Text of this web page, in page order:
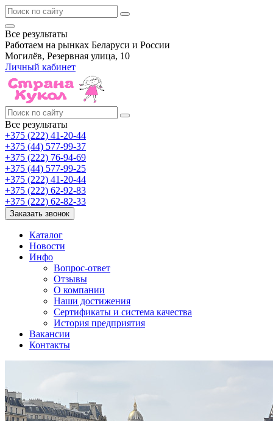
Все результаты
Работаем на рынках Беларуси и России
Могилёв, Резервная улица, 10
Личный кабинет
Все результаты
+375 (222) 41-20-44
+375 (44) 577-99-37
+375 (222) 76-94-69
+375 (44) 577-99-25
+375 (222) 41-20-44
+375 (222) 62-92-83
+375 (222) 62-82-33
Заказать звонок
Каталог
Новости
Инфо
Вопрос-ответ
Отзывы
О компании
Наши достижения
Сертификаты и система качества
История предприятия
Вакансии
Контакты